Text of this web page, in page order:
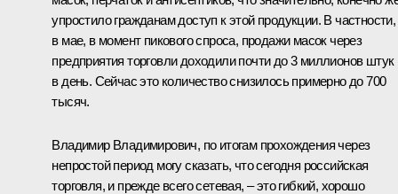
упростило гражданам доступ к этой продукции. В частности,
в мае, в момент пикового спроса, продажи масок через
предприятия торговли доходили почти до 3 миллионов штук
в день. Сейчас это количество снизилось примерно до 700
тысяч.
Владимир Владимирович, по итогам прохождения через
непростой период могу сказать, что сегодня российская
торговля, и прежде всего сетевая, – это гибкий, хорошо